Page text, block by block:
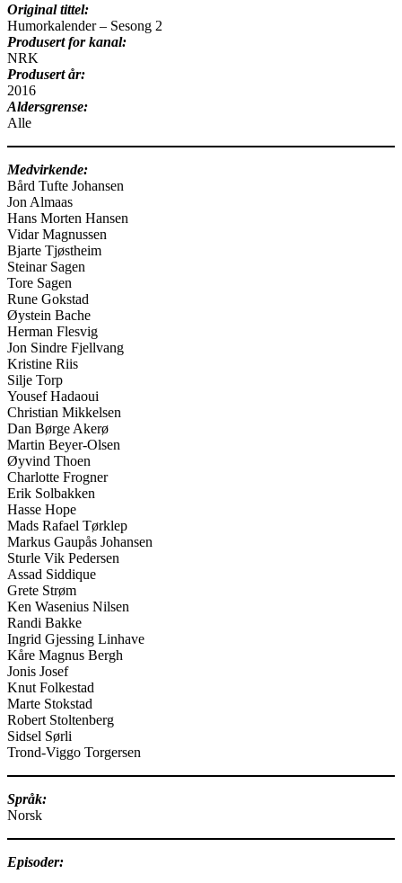
Original tittel:
Humorkalender – Sesong 2
Produsert for kanal:
NRK
Produsert år:
2016
Aldersgrense:
Alle
Medvirkende:
Bård Tufte Johansen
Jon Almaas
Hans Morten Hansen
Vidar Magnussen
Bjarte Tjøstheim
Steinar Sagen
Tore Sagen
Rune Gokstad
Øystein Bache
Herman Flesvig
Jon Sindre Fjellvang
Kristine Riis
Silje Torp
Yousef Hadaoui
Christian Mikkelsen
Dan Børge Akerø
Martin Beyer-Olsen
Øyvind Thoen
Charlotte Frogner
Erik Solbakken
Hasse Hope
Mads Rafael Tørklep
Markus Gaupås Johansen
Sturle Vik Pedersen
Assad Siddique
Grete Strøm
Ken Wasenius Nilsen
Randi Bakke
Ingrid Gjessing Linhave
Kåre Magnus Bergh
Jonis Josef
Knut Folkestad
Marte Stokstad
Robert Stoltenberg
Sidsel Sørli
Trond-Viggo Torgersen
Språk:
Norsk
Episoder: